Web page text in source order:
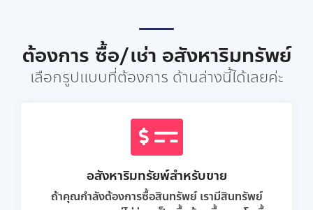
ต้องการ ซื้อ/เช่า อสังหาริมทรัพย์
เลือกรูปแบบที่ต้องการ ด้านล่างนี้ได้เลยค่ะ
อสังหาริมทรัยพ์สำหรับขาย
ถ้าคุณกำลังต้องการซื้อสินทรัพย์ เรามีสินทรัพย์